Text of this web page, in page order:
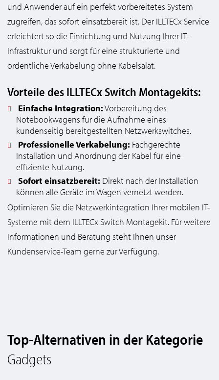
und Anwender auf ein perfekt vorbereitetes System
zugreifen, das sofort einsatzbereit ist. Der ILLTECx Service
erleichtert so die Einrichtung und Nutzung Ihrer IT-
Infrastruktur und sorgt für eine strukturierte und
ordentliche Verkabelung ohne Kabelsalat.
Vorteile des ILLTECx Switch Montagekits:
Einfache Integration:Vorbereitung des
Notebookwagens für die Aufnahme eines
kundenseitig bereitgestellten Netzwerkswitches.
Professionelle Verkabelung: Fachgerechte
Installation und Anordnung der Kabel für eine
effiziente Nutzung.
Sofort einsatzbereit: Direkt nach der Installation
können alle Geräte im Wagen vernetzt werden.
Optimieren Sie die Netzwerkintegration Ihrer mobilen IT-
Systeme mit dem ILLTECx Switch Montagekit. Für weitere
Informationen und Beratung steht Ihnen unser
Kundenservice-Team gerne zur Verfügung.
Top-Alternativen in der Kategorie
Gadgets